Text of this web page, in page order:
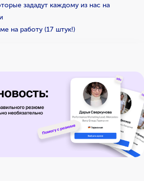
зададут каждому из нас на
на работу (17 штук!)